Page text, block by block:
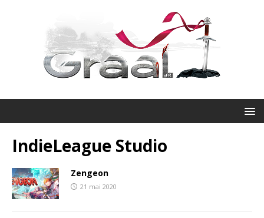
IndieLeague Studio
Zengeon
21 mai 2020